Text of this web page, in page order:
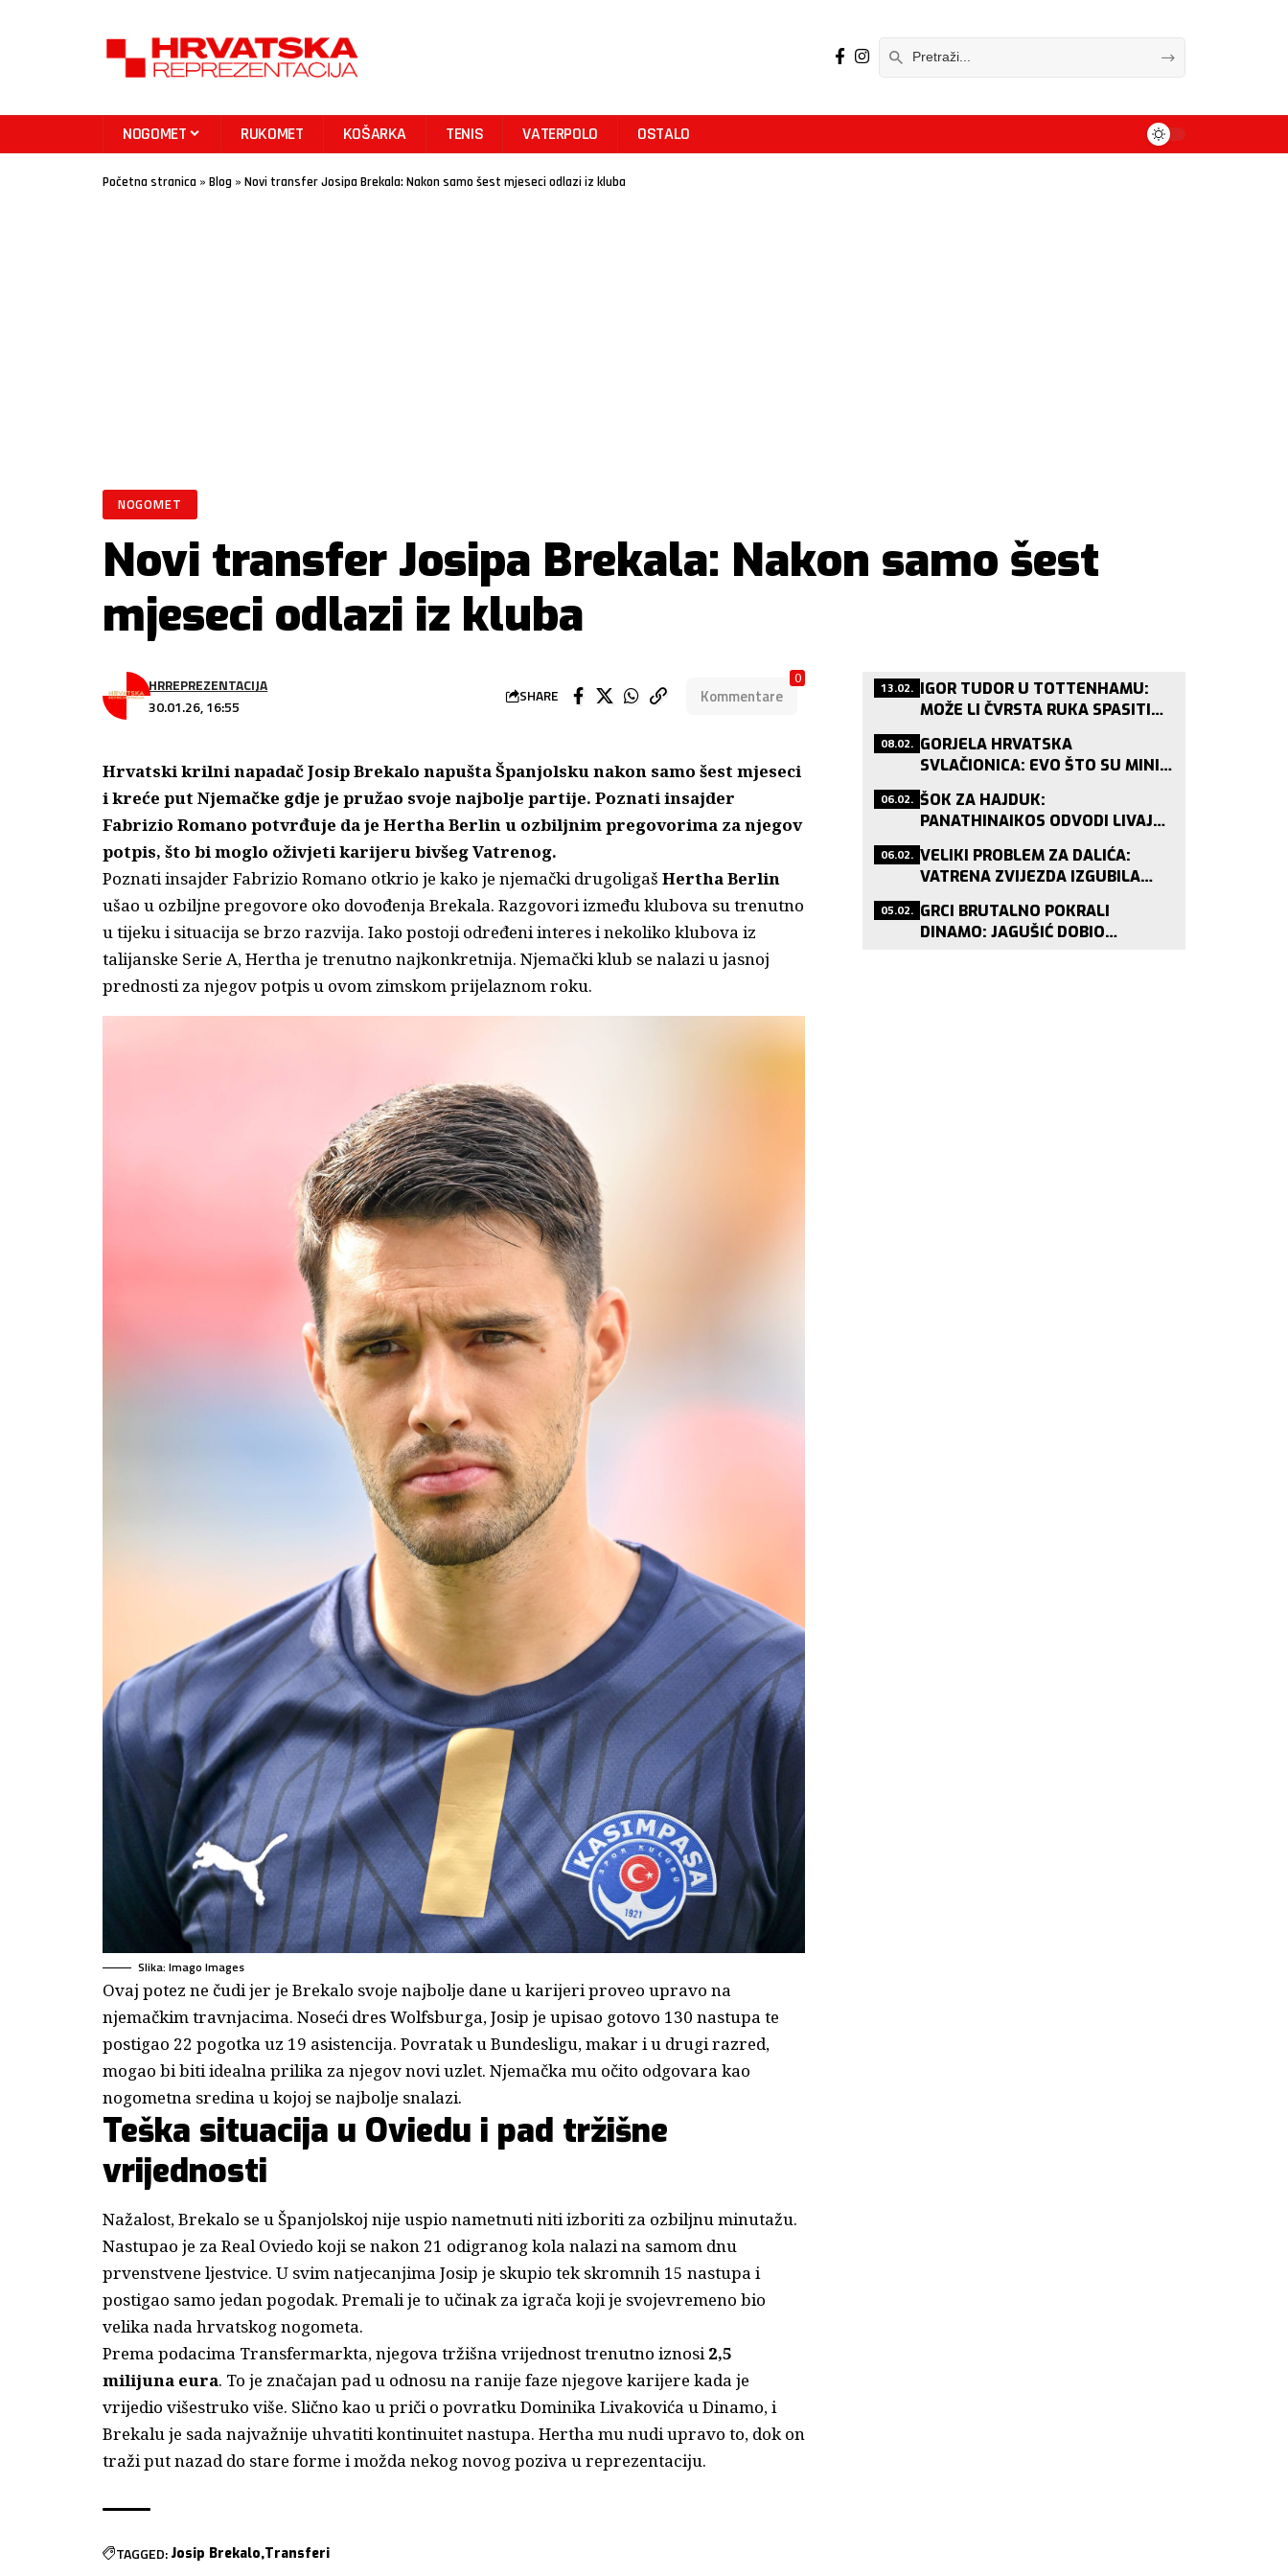
NOGOMET RUKOMET KOŠARKA TENIS VATERPOLO OSTALO
Početna stranica » Blog » Novi transfer Josipa Brekala: Nakon samo šest mjeseci odlazi iz kluba
NOGOMET
Novi transfer Josipa Brekala: Nakon samo šest
mjeseci odlazi iz kluba
30.01.26, 16:55
HRREPREZENTACIJA
SHARE Kommentare
0
Hrvatski krilni napadač Josip Brekalo napušta Španjolsku nakon samo šest mjeseci
i kreće put Njemačke gdje je pružao svoje najbolje partije. Poznati insajder
Fabrizio Romano potvrđuje da je Hertha Berlin u ozbiljnim pregovorima za njegov
potpis, što bi moglo oživjeti karijeru bivšeg Vatrenog.
Poznati insajder Fabrizio Romano otkrio je kako je njemački drugoligaš Hertha Berlin
ušao u ozbiljne pregovore oko dovođenja Brekala. Razgovori između klubova su trenutno
u tijeku i situacija se brzo razvija. Iako postoji određeni interes i nekoliko klubova iz
talijanske Serie A, Hertha je trenutno najkonkretnija. Njemački klub se nalazi u jasnoj
prednosti za njegov potpis u ovom zimskom prijelaznom roku.
Slika: Imago Images
Ovaj potez ne čudi jer je Brekalo svoje najbolje dane u karijeri proveo upravo na
njemačkim travnjacima. Noseći dres Wolfsburga, Josip je upisao gotovo 130 nastupa te
postigao 22 pogotka uz 19 asistencija. Povratak u Bundesligu, makar i u drugi razred,
mogao bi biti idealna prilika za njegov novi uzlet. Njemačka mu očito odgovara kao
nogometna sredina u kojoj se najbolje snalazi.
Teška situacija u Oviedu i pad tržišne
vrijednosti
Nažalost, Brekalo se u Španjolskoj nije uspio nametnuti niti izboriti za ozbiljnu minutažu.
Nastupao je za Real Oviedo koji se nakon 21 odigranog kola nalazi na samom dnu
prvenstvene ljestvice. U svim natjecanjima Josip je skupio tek skromnih 15 nastupa i
postigao samo jedan pogodak. Premali je to učinak za igrača koji je svojevremeno bio
velika nada hrvatskog nogometa.
Prema podacima Transfermarkta, njegova tržišna vrijednost trenutno iznosi2,5
milijuna eura. To je značajan pad u odnosu na ranije faze njegove karijere kada je
vrijedio višestruko više. Slično kao u priči o povratku Dominika Livakovića u Dinamo, i
Brekalu je sada najvažnije uhvatiti kontinuitet nastupa. Hertha mu nudi upravo to, dok on
traži put nazad do stare forme i možda nekog novog poziva u reprezentaciju.
TAGGED: Josip Brekalo Transferi
13.02. IGOR TUDOR U TOTTENHAMU:
MOŽE LI ČVRSTA RUKA SPASITI
08.02. GORJELA HRVATSKA
SVLAČIONICA: EVO ŠTO SU MINI
VATRENI PJEVALI NAKON
BRONCE!
06.02. ŠOK ZA HAJDUK:
PANATHINAIKOS ODVODI LIVAJU
06.02. VELIKI PROBLEM ZA DALIĆA:
VATRENA ZVIJEZDA IZGUBILA
05.02. GRCI BRUTALNO POKRALI
DINAMO: JAGUŠIĆ DOBIO